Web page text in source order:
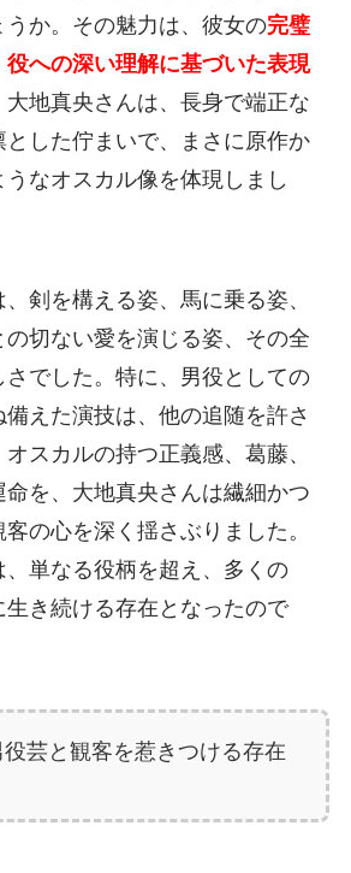
か。その魅力は、彼女の完璧
への深い理解に基づいた表現
大地真央さんは、長身で端正な
とした佇まいで、まさに原作か
うなオスカル像を体現しまし
剣を構える姿、馬に乗る姿、
切ない愛を演じる姿、その全
さでした。特に、男役としての
備えた演技は、他の追随を許さ
スカルの持つ正義感、葛藤、
を、大地真央さんは繊細かつ
の心を深く揺さぶりました。
単なる役柄を超え、多くの
生き続ける存在となったので
芸と観客を惹きつける存在